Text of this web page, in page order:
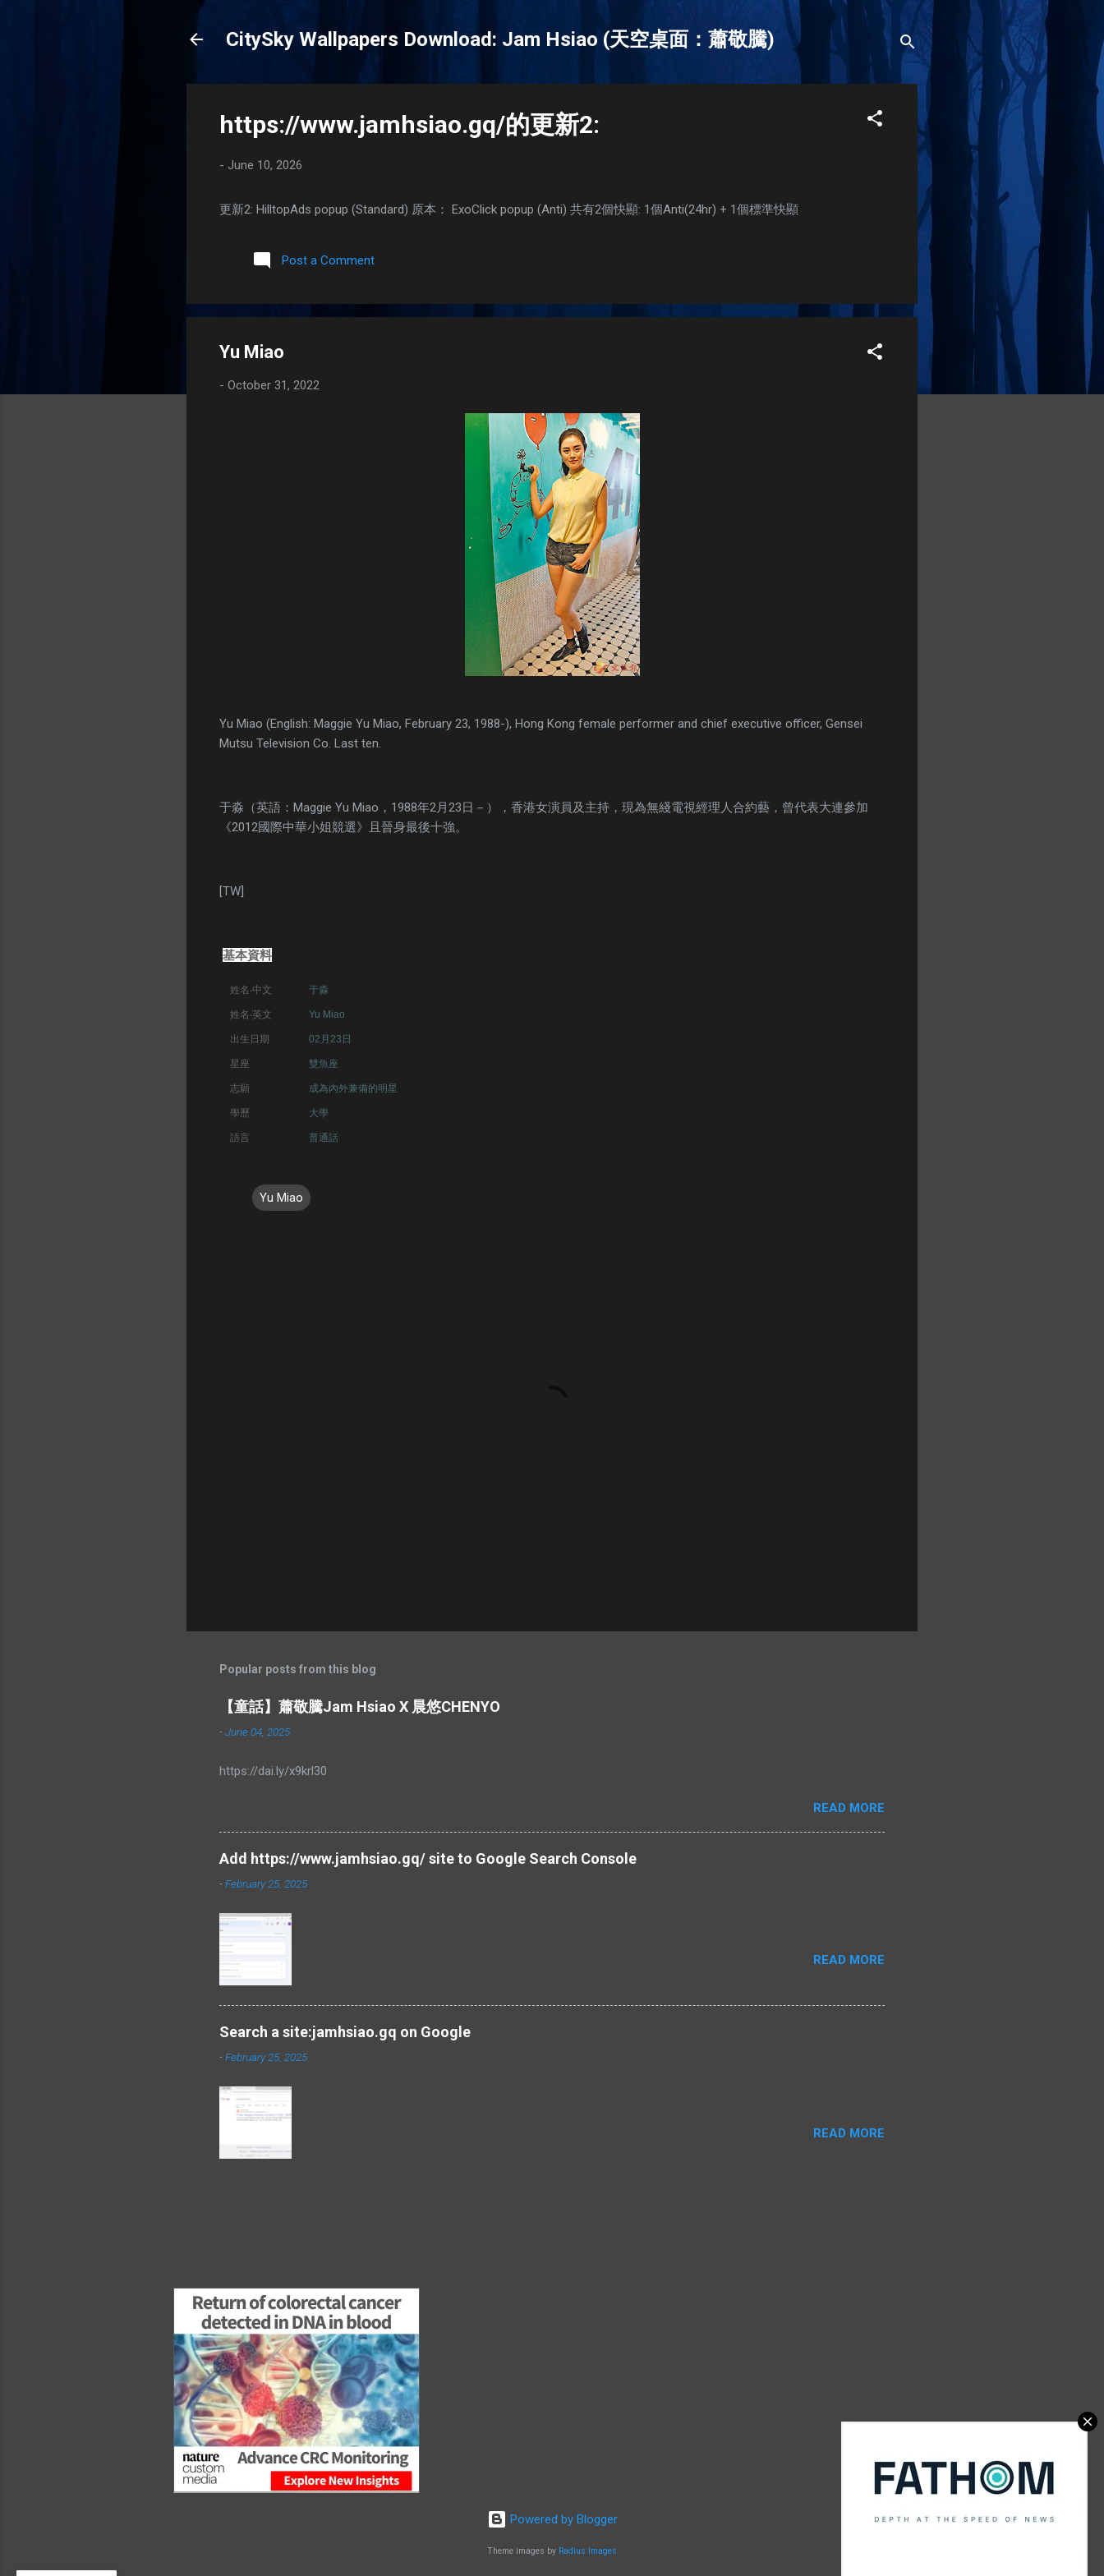
CitySky Wallpapers Download: Jam Hsiao (天空桌面：蕭敬騰)
https://www.jamhsiao.gq/的更新2:
- June 10, 2026
更新2: HilltopAds popup (Standard) 原本： ExoClick popup (Anti) 共有2個快顯: 1個Anti(24hr) + 1個標準快顯
Post a Comment
Yu Miao
- October 31, 2022
Yu Miao (English: Maggie Yu Miao, February 23, 1988-), Hong Kong female performer and chief executive officer, Gensei
Mutsu Television Co. Last ten.
于淼（英語：Maggie Yu Miao，1988年2月23日－），香港女演員及主持，現為無綫電視經理人合約藝，曾代表大連參加
《2012國際中華小姐競選》且晉身最後十強。
[TW]
基本資料
姓名‧中文 于淼
姓名‧英文 Yu Miao
出生日期 02月23日
星座 雙魚座
志願 成為內外兼備的明星
學歷 大學
語言 普通話
Yu Miao
Popular posts from this blog
【童話】蕭敬騰Jam Hsiao X 晨悠CHENYO
-June 04, 2025
https://dai.ly/x9krl30
READ MORE
Add https://www.jamhsiao.gq/ site to Google Search Console
-February 25, 2025
READ MORE
Search a site:jamhsiao.gq on Google
-February 25, 2025
READ MORE
Powered by Blogger
Theme images by Radius Images